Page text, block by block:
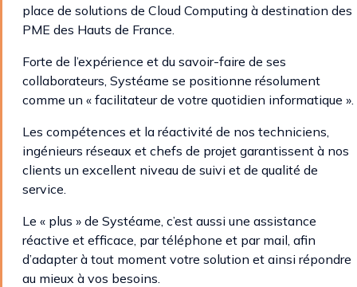
place de solutions de Cloud Computing à destination des
PME des Hauts de France.
Forte de l’expérience et du savoir-faire de ses
collaborateurs, Systéame se positionne résolument
comme un « facilitateur de votre quotidien informatique ».
Les compétences et la réactivité de nos techniciens,
ingénieurs réseaux et chefs de projet garantissent à nos
clients un excellent niveau de suivi et de qualité de
service.
Le « plus » de Systéame, c’est aussi une assistance
réactive et efficace, par téléphone et par mail, afin
d’adapter à tout moment votre solution et ainsi répondre
au mieux à vos besoins.